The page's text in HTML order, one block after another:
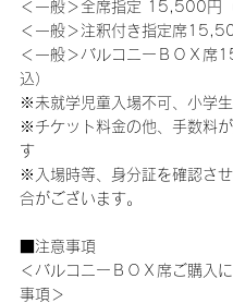
＜一般＞全席指定 15,500円（
＜一般＞注釈付き指定席
＜一般＞バルコニーＢＯＸ席
込）
※未就学児童入場不可、小学
※チケット料金の他、手数料
す
※入場時等、身分証を確認さ
合がございます。
■注意事項
＜バルコニーＢＯＸ席ご購入
事項＞